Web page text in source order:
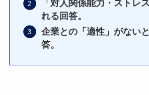
「対人関係能力・ストレ
れる回答。
企業との「適性」がない
答。